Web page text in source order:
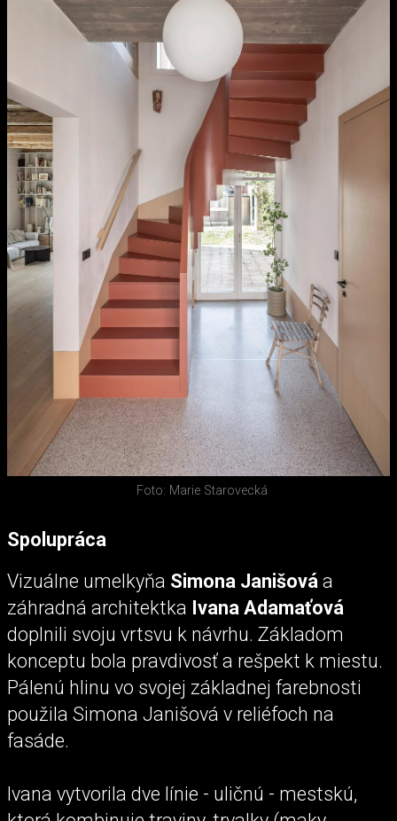
Foto: Marie Starovecká
Spolupráca
Vizuálne umelkyňa Simona Janišová a
záhradná architektka Ivana Adamaťová
doplnili svoju vrtsvu k návrhu. Základom
konceptu bola pravdivosť a rešpekt k miestu.
Pálenú hlinu vo svojej základnej farebnosti
použila Simona Janišová v reliéfoch na
fasáde.
Ivana vytvorila dve línie - uličnú - mestskú,